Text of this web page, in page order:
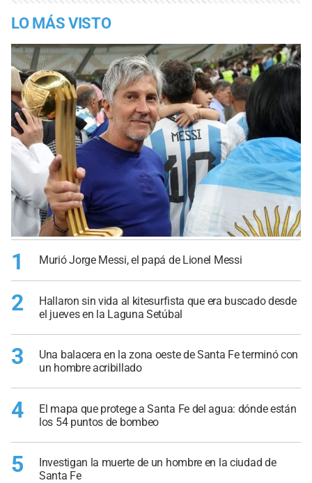
LO MÁS VISTO
1 Murió Jorge Messi, el papá de Lionel Messi
2
Hallaron sin vida al kitesurfista que era buscado desde
el jueves en la Laguna Setúbal
3
Una balacera en la zona oeste de Santa Fe terminó con
un hombre acribillado
4
El mapa que protege a Santa Fe del agua: dónde están
los 54 puntos de bombeo
5
Investigan la muerte de un hombre en la ciudad de
Santa Fe